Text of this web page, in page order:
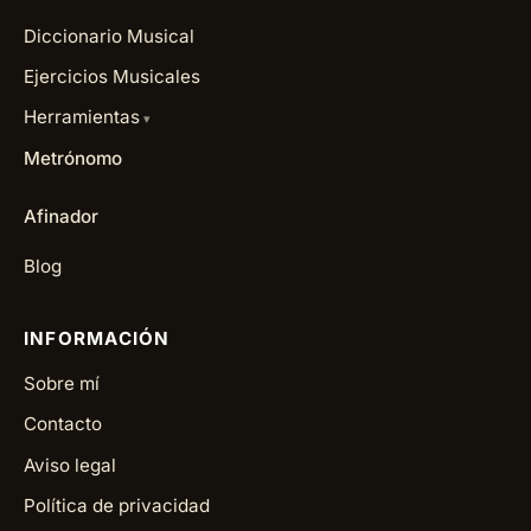
Diccionario Musical
Ejercicios Musicales
Herramientas
Metrónomo
Afinador
Blog
INFORMACIÓN
Sobre mí
Contacto
Aviso legal
Política de privacidad